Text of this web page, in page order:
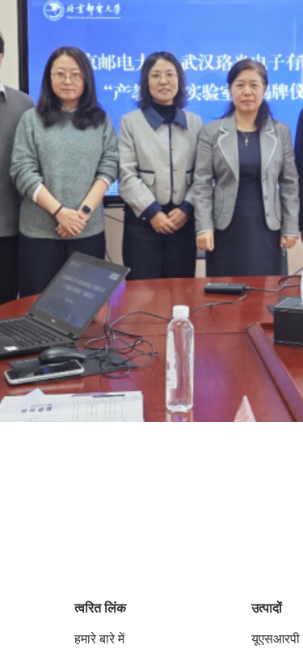
त्वरित लिंक
हमारे बारे में
उत्पादों